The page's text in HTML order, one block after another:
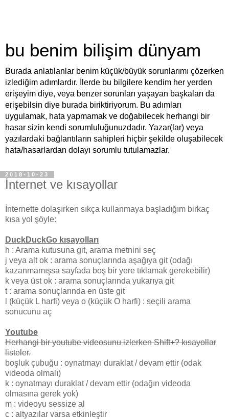
bu benim bilişim dünyam
Burada anlatılanlar benim küçük/büyük sorunlarımı çözerken
izlediğim adımlardır. İlerde bu bilgilere kendim her yerden
erişeyim diye, veya benzer sorunları yaşayan başkaları da
erişebilsin diye burada biriktiriyorum. Bu adımları
uygulamak, hata yapmamak ve doğabilecek herhangi bir
hasar sizin kendi sorumluluğunuzdadır. Yazar(lar) veya
yazılardaki bağlantıların sahipleri hiçbir şekilde oluşabilecek
hata/hasarlardan dolayı sorumlu tutulamazlar.
2018-10-23
İnternet ve kısayollar
İnternette dolaşırken sıkça kullanmaya başladığım birkaç
kısa yol şöyle:
DuckDuckGo kısayolları
h : Arama kutusuna git, arama metnini seç
j veya alt ok : arama sonuçlarında aşağıya git (odağı
kazanmamışsa sayfada boş bir yere tıklamak gerekebilir)
k veya üst ok : arama sonuçlarında yukarıya git
t : arama sonuçlarında en üste git
l (küçük L harfi) veya o (küçük O harfi) : seçili arama
sonucunu aç
Youtube
Herhangi bir youtube videosunu izlerken Shift+? kısayollar
listeler.
boşluk çubuğu : oynatmayı duraklat / devam ettir (odak
videoda olmalı)
k : oynatmayı duraklat / devam ettir (odağın videoda
olmasına gerek yok)
m : videoyu sessize al
c : altyazılar varsa etkinleştir